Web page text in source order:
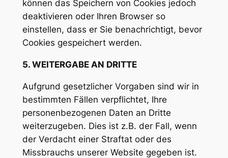
können das Speichern von Cookies jedoch
deaktivieren oder Ihren Browser so
einstellen, dass er Sie benachrichtigt, bevor
Cookies gespeichert werden.
5. WEITERGABE AN DRITTE
Aufgrund gesetzlicher Vorgaben sind wir in
bestimmten Fällen verpflichtet, Ihre
personenbezogenen Daten an Dritte
weiterzugeben. Dies ist z.B. der Fall, wenn
der Verdacht einer Straftat oder des
Missbrauchs unserer Website gegeben ist.